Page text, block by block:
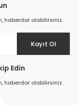
haberdar olabilirsiniz.
Kayıt Ol
Edin
haberdar olabilirsiniz.